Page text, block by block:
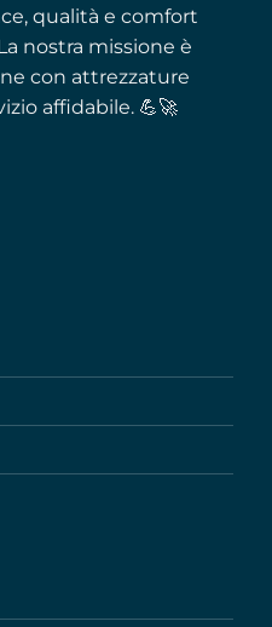
qualità e comfort
nostra missione è
con attrezzature
affidabile. 💪🚀